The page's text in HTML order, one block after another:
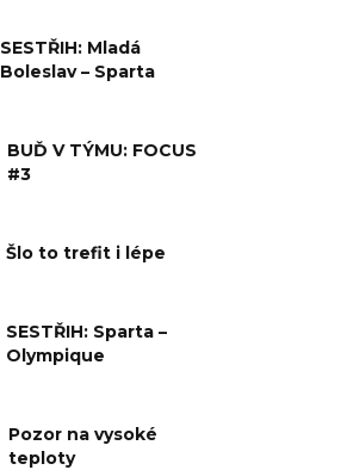
SESTŘIH: Mladá
Boleslav – Sparta
BUĎ V TÝMU: FOCUS
#3
Šlo to trefit i lépe
SESTŘIH: Sparta –
Olympique
Pozor na vysoké
teploty